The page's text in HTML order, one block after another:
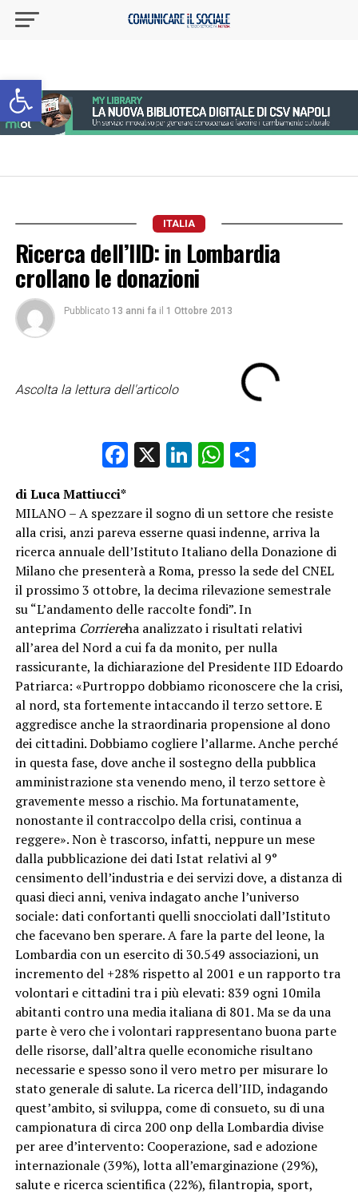
Apri la barra degli strumenti
ITALIA
Ricerca dell’IID: in Lombardia
crollano le donazioni
Pubblicato 13 anni fa il 1 Ottobre 2013
Ascolta la lettura dell'articolo
Facebook
X LinkedIn
WhatsApp
Condividi
di Luca Mattiucci*
MILANO – A spezzare il sogno di un settore che resiste
alla crisi, anzi pareva esserne quasi indenne, arriva la
ricerca annuale dell’Istituto Italiano della Donazione di
Milano che presenterà a Roma, presso la sede del CNEL
il prossimo 3 ottobre, la decima rilevazione semestrale
su “L’andamento delle raccolte fondi”. In
anteprima Corriereha analizzato i risultati relativi
all’area del Nord a cui fa da monito, per nulla
rassicurante, la dichiarazione del Presidente IID Edoardo
Patriarca: «Purtroppo dobbiamo riconoscere che la crisi,
al nord, sta fortemente intaccando il terzo settore. E
aggredisce anche la straordinaria propensione al dono
dei cittadini. Dobbiamo cogliere l’allarme. Anche perché
in questa fase, dove anche il sostegno della pubblica
amministrazione sta venendo meno, il terzo settore è
gravemente messo a rischio. Ma fortunatamente,
nonostante il contraccolpo della crisi, continua a
reggere». Non è trascorso, infatti, neppure un mese
dalla pubblicazione dei dati Istat relativi al 9°
censimento dell’industria e dei servizi dove, a distanza di
quasi dieci anni, veniva indagato anche l’universo
sociale: dati confortanti quelli snocciolati dall’Istituto
che facevano ben sperare. A fare la parte del leone, la
Lombardia con un esercito di 30.549 associazioni, un
incremento del +28% rispetto al 2001 e un rapporto tra
volontari e cittadini tra i più elevati: 839 ogni 10mila
abitanti contro una media italiana di 801. Ma se da una
parte è vero che i volontari rappresentano buona parte
delle risorse, dall’altra quelle economiche risultano
necessarie e spesso sono il vero metro per misurare lo
stato generale di salute. La ricerca dell’IID, indagando
quest’ambito, si sviluppa, come di consueto, su di una
campionatura di circa 200 onp della Lombardia divise
per aree d’intervento: Cooperazione, sad e adozione
internazionale (39%), lotta all’emarginazione (29%),
salute e ricerca scientifica (22%), filantropia, sport,